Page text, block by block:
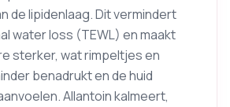
de lipidenlaag. Dit vermindert
water loss (TEWL) en maakt
sterker, wat rimpeltjes en
benadrukt en de huid
Allantoin kalmeert,